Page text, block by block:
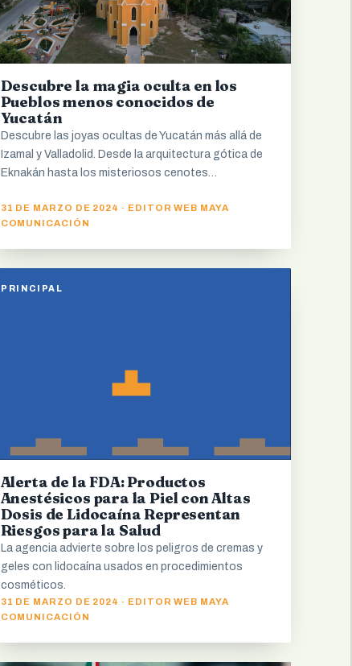
Descubre la magia oculta en los
Pueblos menos conocidos de
Yucatán
Descubre las joyas ocultas de Yucatán más allá de
Izamal y Valladolid. Desde la arquitectura gótica de
Eknakán hasta los misteriosos cenotes…
31 DE MARZO DE 2024 · EDITOR WEB MAYA
COMUNICACIÓN
PRINCIPAL
Alerta de la FDA: Productos
Anestésicos para la Piel con Altas
Dosis de Lidocaína Representan
Riesgos para la Salud
La agencia advierte sobre los peligros de cremas y
geles con lidocaína usados en procedimientos
cosméticos.
31 DE MARZO DE 2024 · EDITOR WEB MAYA
COMUNICACIÓN